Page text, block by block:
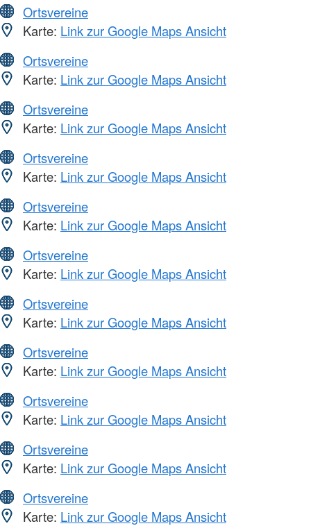
Ortsvereine
Karte: Link zur Google Maps Ansicht
Ortsvereine
Karte: Link zur Google Maps Ansicht
Ortsvereine
Karte: Link zur Google Maps Ansicht
Ortsvereine
Karte: Link zur Google Maps Ansicht
Ortsvereine
Karte: Link zur Google Maps Ansicht
Ortsvereine
Karte: Link zur Google Maps Ansicht
Ortsvereine
Karte: Link zur Google Maps Ansicht
Ortsvereine
Karte: Link zur Google Maps Ansicht
Ortsvereine
Karte: Link zur Google Maps Ansicht
Ortsvereine
Karte: Link zur Google Maps Ansicht
Ortsvereine
Karte: Link zur Google Maps Ansicht